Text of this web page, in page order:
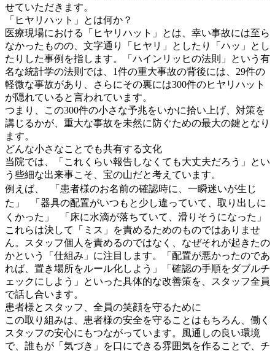
せていただきます。
「ヒヤリハット」とは何か？
医療現場における「ヒヤリハット」とは、幸い事故には至ら
なかったものの、文字通り「ヒヤリ」としたり「ハッ」とし
たりした事例を指します。「ハインリッヒの法則」という有
名な統計学の法則では、1件の重大事故の背後には、29件の
軽微な事故があり、さらにその裏には300件のヒヤリハット
が隠れていると言われています。
つまり、この300件の小さな予兆をいかに拾い上げ、対策を
講じるかが、重大な事故を未然に防ぐための最大の鍵となり
ます。
どんな小さなことでも共有する文化
当院では、「これくらい報告しなくても大丈夫だろう」とい
う些細な出来事こそ、宝の山だと考えています。
例えば、 「患者様のお名前の確認時に、一瞬迷いが生じ
た」 「器具の配置がいつもと少し違っていて、取り出しに
くかった」 「床に水滴が落ちていて、滑りそうになった」
これらは決して「ミス」を責めるためのものではありませ
ん。スタッフ個人を責めるのではなく、なぜそれが起きたの
かという「仕組み」に注目します。「配置が悪かったのであ
れば、置き場所をルール化しよう」「確認の手順をダブルチ
ェックにしよう」といった具体的な改善策を、スタッフ全員
で話し合います。
患者様とスタッフ、全員の笑顔を守るために
この取り組みは、患者様の安全を守ることはもちろん、働く
スタッフの安心にもつながっています。風通しの良い環境
で、誰もが「気づき」を口にできる雰囲気を作ることで、チ